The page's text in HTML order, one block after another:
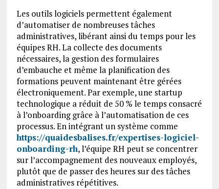
Les outils logiciels permettent également
d’automatiser de nombreuses tâches
administratives, libérant ainsi du temps pour les
équipes RH. La collecte des documents
nécessaires, la gestion des formulaires
d’embauche et même la planification des
formations peuvent maintenant être gérées
électroniquement. Par exemple, une startup
technologique a réduit de 50 % le temps consacré
à l’onboarding grâce à l’automatisation de ces
processus. En intégrant un système comme
https://quaidesbalises.fr/expertises-logiciel-
onboarding-rh, l’équipe RH peut se concentrer
sur l’accompagnement des nouveaux employés,
plutôt que de passer des heures sur des tâches
administratives répétitives.